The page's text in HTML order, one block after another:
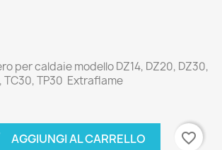
per caldaie modello DZ14, DZ20, DZ30,
TC30, TP30 Extraflame
AGGIUNGI AL CARRELLO favorite_border